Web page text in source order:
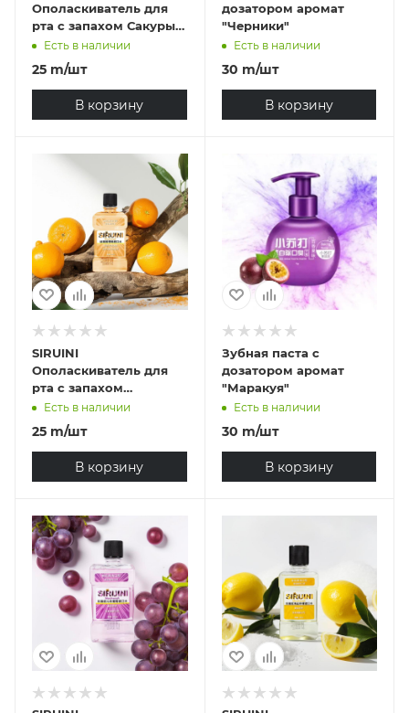
Oполаскиватель для
рта с запахом Сакуры
#2089
Есть в наличии
25 m/шт
В корзину
дозатором аромат
"Черники"
Есть в наличии
30 m/шт
В корзину
SIRUINI
Oполаскиватель для
рта с запахом
Апельсина #1983
Есть в наличии
25 m/шт
В корзину
Зубная паста с
дозатором аромат
"Маракуя"
Есть в наличии
30 m/шт
В корзину